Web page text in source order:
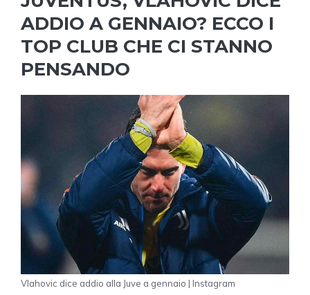
ADDIO A GENNAIO? ECCO I
TOP CLUB CHE CI STANNO
PENSANDO
Vlahovic dice addio alla Juve a gennaio | Instagram